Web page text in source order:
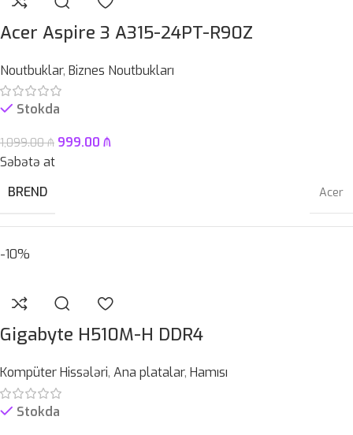
PROSESSOR Intel® LGA 1700 soket
OPERATIV YADDAŞ
ZƏMANƏT MÜDDƏTI
Acer Aspire 3 A315-24PT-R90Z
Noutbuklar, Biznes Noutbukları
Stokda
1,099.00₼ 999.00 ₼
Səbətə at
BREND
Acer
RƏNG
PROSESSOR
OPERATIV YADDAŞ
-10%
Gigabyte H510M-H DDR4
Kompüter Hissələri, Ana platalar, Hamısı
Stokda